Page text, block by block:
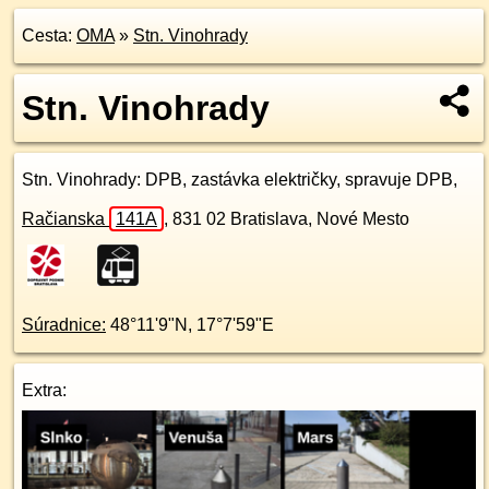
Cesta: OMA» Stn. Vinohrady
Stn. Vinohrady
Stn. Vinohrady: DPB, zastávka električky, spravuje DPB,
Račianska 141A , 831 02 Bratislava, Nové Mesto
Súradnice: 48°11'9"N , 17°7'59"E
Extra: